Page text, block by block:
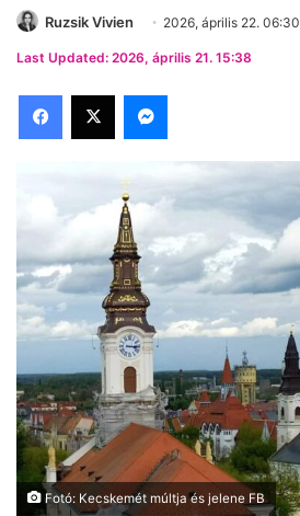
Ruzsik Vivien 2026, április 22. 06:30
Last Updated: 2026, április 21. 15:38
Facebook
X Messenger
Fotó: Kecskemét múltja és jelene FB